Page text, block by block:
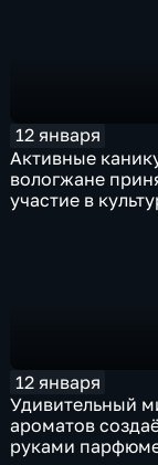
12 января
Активные
вологжане
участие в
12 января
Удивительный
ароматов
руками